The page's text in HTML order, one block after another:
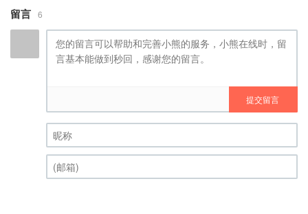
留言 6
提交留言
昵称 (必填)